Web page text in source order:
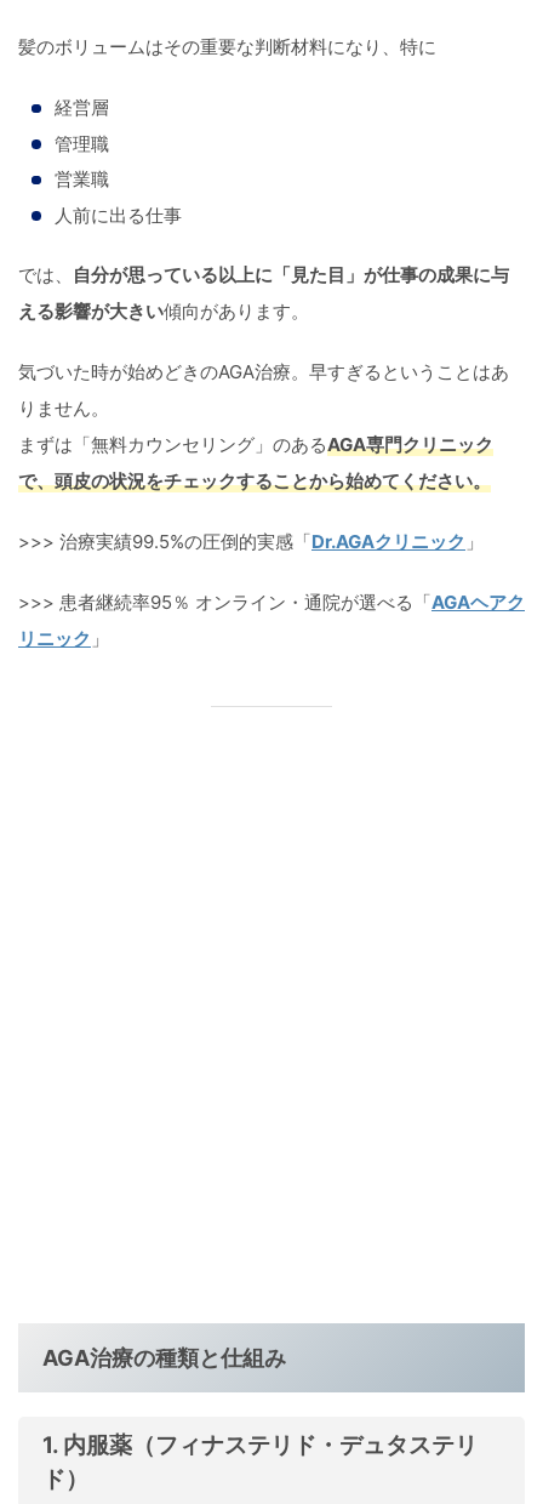
髪のボリュームはその重要な判断材料になり、特に
経営層
管理職
営業職
人前に出る仕事
では、
自分が思っている以上に「見た目」が仕事の成果に与
える影響が大きい傾向があります。
気づいた時が始めどきのAGA治療。早すぎるということはあ
りません。
まずは「無料カウンセリング」のあるAGA専門クリニック
で、頭皮の状況をチェックすることから始めてください。
>>> 治療実績99.5%の圧倒的実感「Dr.AGAクリニック 」
>>> 患者継続率95％ オンライン・通院が選べる「AGAヘアク
リニック 」
AGA治療の種類と仕組み
1. 内服薬（フィナステリド・デュタステリ
ド）